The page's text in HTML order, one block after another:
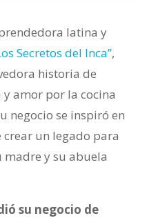
latina y
Secretos del Inca”,
historia de
amor por la cocina
negocio se inspiró en
un legado para
madre y su abuela
su negocio de